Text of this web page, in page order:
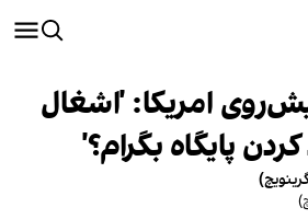
امریکا: 'اشغال
پایگاه بگرام؟'